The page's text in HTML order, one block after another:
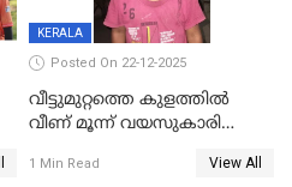
KERALA
Posted On 22-12-2025
വീട്ടുമുറ്റത്തെ കുളത്തിൽ
വീണ് മൂന്ന് വയസുകാരി
1 Min Read View All